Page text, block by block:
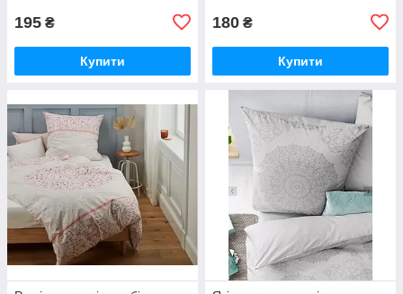
195 ₴
Купити
180 ₴
Купити